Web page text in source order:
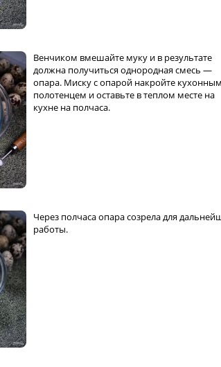
Венчиком вмешайте муку и в результате
должна получиться однородная смесь —
опара. Миску с опарой накройте
полотенцем и оставьте в теплом месте на
кухне на полчаса.
Через полчаса опара созрела для
работы.